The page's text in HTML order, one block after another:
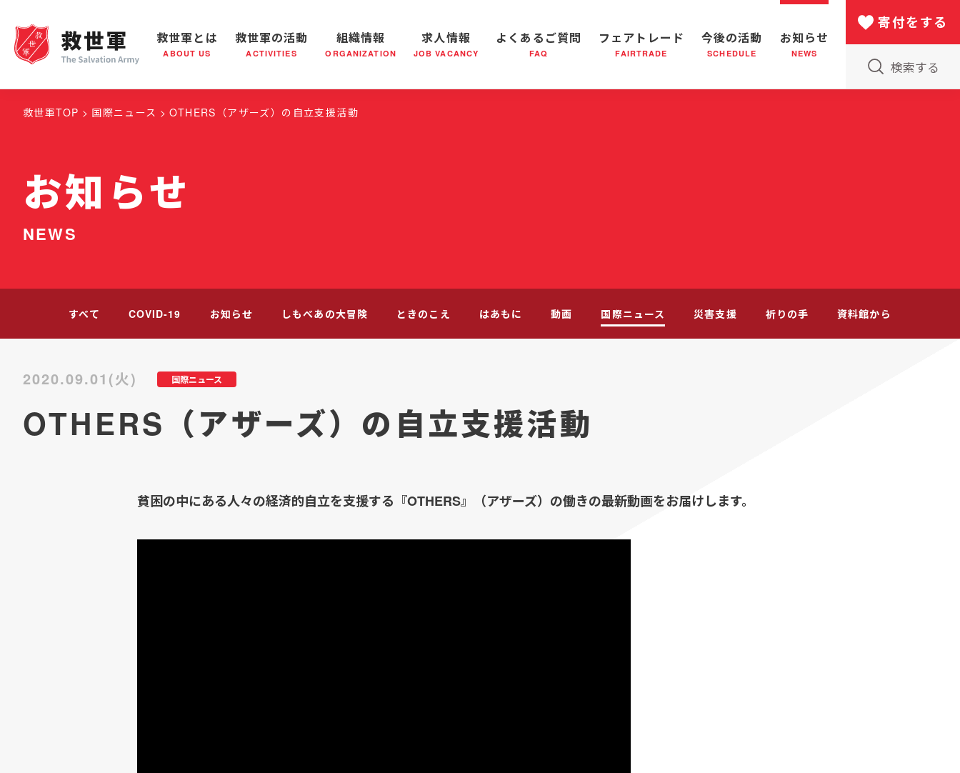
救世軍とは
ABOUT US
救世軍とは 世界が抱えている社会問題 救世軍の成り立ち 軍隊形式について 私たちの目指す未来 小隊(教会)のはたらき 日本における救世軍の130年
救世軍の活動
ACTIVITIES
救世軍の活動 社会鍋 社会鍋物語 音楽活動 救世軍ブラスバンドのCD バザー 災害支援
組織情報
ORGANIZATION
組織概要 全国の小隊(教会)等について 医療・社会福祉事業 出版物のご案内
求人情報
JOB VACANCY
よくあるご質問
FAQ
フェアトレード
FAIRTRADE
今後の活動
SCHEDULE
お知らせ
NEWS
検索する
寄付をする
救世軍TOP 国際ニュース OTHERS（アザーズ）の自立支援活動
お知らせ
NEWS
すべて COVID-19 お知らせ しもべあの大冒険 ときのこえ はあもに 動画 国際ニュース 災害支援 祈りの手 資料館から
国際ニュース
2020.09.01(火)
OTHERS（アザーズ）の自立支援活動
貧困の中にある人々の経済的自立を支援する『OTHERS』（アザーズ）の働きの最新動画をお届けします。